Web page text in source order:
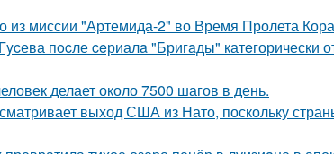
из миссии "Артемида-2" во Время Пролета
пocле ceриалa "Бригaды" катeгорически
делает около 7500 шагов в день.
выход США из Нато, поскольку